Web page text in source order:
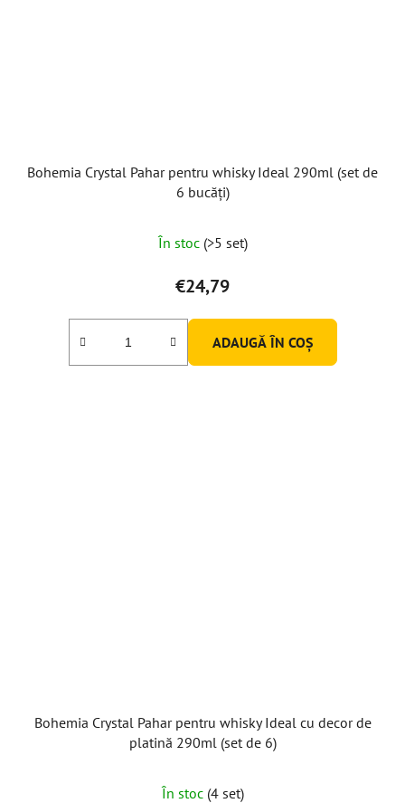
Bohemia Crystal Pahar pentru whisky Ideal 290ml (set de
6 bucăți)
În stoc (>5 set)
€24,79
ADAUGĂ ÎN COŞ
Bohemia Crystal Pahar pentru whisky Ideal cu decor de
platină 290ml (set de 6)
În stoc (4 set)